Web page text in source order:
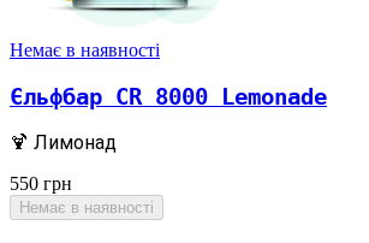
Немає в наявності
Єльфбар CR 8000 Lemonade
🍹 Лимонад
550 грн
Немає в наявності